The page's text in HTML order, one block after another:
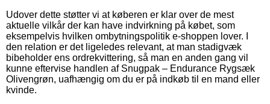
Udover dette støtter vi at køberen er klar over de mest
aktuelle vilkår der kan have indvirkning på købet, som
eksempelvis hvilken ombytningspolitik e-shoppen lover. I
den relation er det ligeledes relevant, at man stadigvæk
bibeholder ens ordrekvittering, så man en anden gang vil
kunne eftervise handlen af Snugpak – Endurance Rygsæk
Olivengrøn, uafhængig om du er på indkøb til en mand eller
kvinde.